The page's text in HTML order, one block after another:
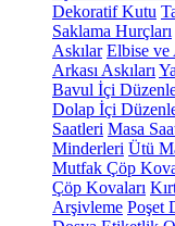
Dekoratif Kutu
Saklama Hurçları
Askılar Elbise ve
Arkası Askıları
Bavul İçi
Dolap İçi
Saatleri Masa
Minderleri Ütü
Mutfak Çöp
Çöp Kovaları
Arşivleme Poşet